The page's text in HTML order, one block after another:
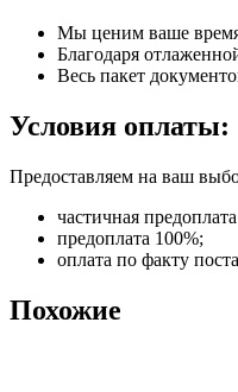
Мы ценим ваше
Благодаря
Весь пакет
Условия оплаты:
Предоставляем на ваш
частичная
предоплата 100%;
оплата по факту
Похожие